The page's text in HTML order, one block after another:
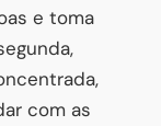
e toma
com as